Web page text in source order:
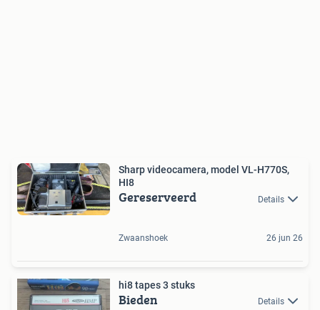
Sharp videocamera, model VL-H770S,
HI8
Gereserveerd Details
Zwaanshoek 26 jun 26
hi8 tapes 3 stuks
Bieden Details